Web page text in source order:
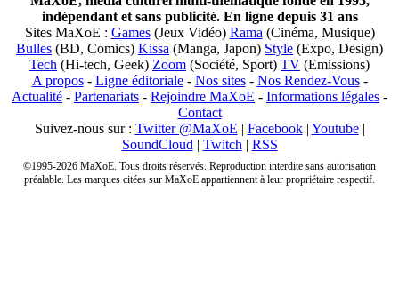
indépendant et sans publicité. En ligne depuis 31 ans
Sites MaXoE : Games(Jeux Vidéo) Rama (Cinéma, Musique)
Bulles (BD, Comics) Kissa (Manga, Japon) Style (Expo, Design)
Tech (Hi-tech, Geek) Zoom (Société, Sport) TV (Emissions)
A propos- Ligne éditoriale- Nos sites- Nos Rendez-Vous-
Actualité - Partenariats - Rejoindre MaXoE - Informations légales -
Contact
Suivez-nous sur : Twitter @MaXoE | Facebook| Youtube|
SoundCloud | Twitch | RSS
©1995-2026 MaXoE. Tous droits réservés. Reproduction interdite sans autorisation
préalable. Les marques citées sur MaXoE appartiennent à leur propriétaire respectif.